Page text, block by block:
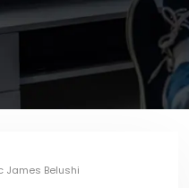
James Belushi